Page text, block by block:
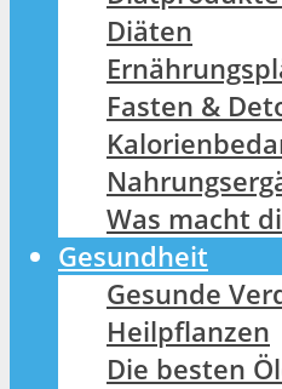
Diäten
Fasten &
Was macht
Gesundheit
Gesunde
Heilpflanzen
Die besten